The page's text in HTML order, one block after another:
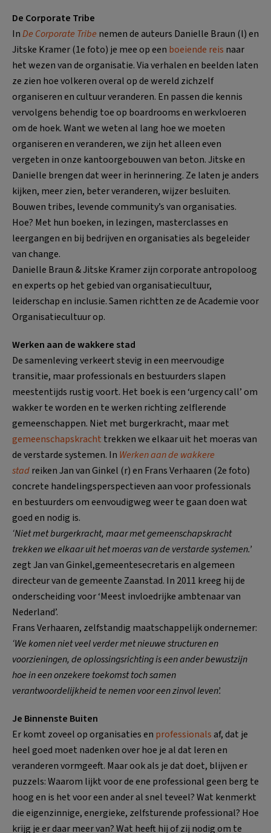
De Corporate Tribe
InDe Corporate Tribe nemen de auteurs Danielle Braun (l) en
Jitske Kramer (1e foto) je mee op een boeiende reis naar
het wezen van de organisatie. Via verhalen en beelden laten
ze zien hoe volkeren overal op de wereld zichzelf
organiseren en cultuur veranderen. En passen die kennis
vervolgens behendig toe op boardrooms en werkvloeren
om de hoek. Want we weten al lang hoe we moeten
organiseren en veranderen, we zijn het alleen even
vergeten in onze kantoorgebouwen van beton. Jitske en
Danielle brengen dat weer in herinnering. Ze laten je anders
kijken, meer zien, beter veranderen, wijzer besluiten.
Bouwen tribes, levende community’s van organisaties.
Hoe? Met hun boeken, in lezingen, masterclasses en
leergangen en bij bedrijven en organisaties als begeleider
van change.
Danielle Braun & Jitske Kramer zijn corporate antropoloog
en experts op het gebied van organisatiecultuur,
leiderschap en inclusie. Samen richtten ze de Academie voor
Organisatiecultuur op.
Werken aan de wakkere stad
De samenleving verkeert stevig in een meervoudige
transitie, maar professionals en bestuurders slapen
meestentijds rustig voort. Het boek is een ‘urgency call’ om
wakker te worden en te werken richting zelflerende
gemeenschappen. Niet met burgerkracht, maar met
gemeenschapskracht trekken we elkaar uit het moeras van
de verstarde systemen. In Werken aan de wakkere
stadreiken Jan van Ginkel (r) en Frans Verhaaren (2e foto)
concrete handelingsperspectieven aan voor professionals
en bestuurders om eenvoudigweg weer te gaan doen wat
goed en nodig is.
‘Niet met burgerkracht, maar met gemeenschapskracht
trekken we elkaar uit het moeras van de verstarde systemen.’
zegt Jan van Ginkel,gemeentesecretaris en algemeen
directeur van de gemeente Zaanstad. In 2011 kreeg hij de
onderscheiding voor ‘Meest invloedrijke ambtenaar van
Nederland’.
Frans Verhaaren, zelfstandig maatschappelijk ondernemer:
‘We komen niet veel verder met nieuwe structuren en
voorzieningen, de oplossingsrichting is een ander bewustzijn
hoe in een onzekere toekomst toch samen
verantwoordelijkheid te nemen voor een zinvol leven’.
Je Binnenste Buiten
Er komt zoveel op organisaties en professionalsaf, dat je
heel goed moet nadenken over hoe je al dat leren en
veranderen vormgeeft. Maar ook als je dat doet, blijven er
puzzels: Waarom lijkt voor de ene professional geen berg te
hoog en is het voor een ander al snel teveel? Wat kenmerkt
die eigenzinnige, energieke, zelfsturende professional? Hoe
krijg je er daar meer van? Wat heeft hij of zij nodig om te